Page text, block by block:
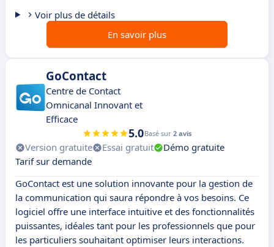
Voir plus de détails
En savoir plus
GoContact
Centre de Contact
Omnicanal Innovant et
Efficace
5.0Basé sur 2 avis
Version gratuite Essai gratuit
Démo gratuite
Tarif sur demande
GoContact est une solution innovante pour la gestion de
la communication qui saura répondre à vos besoins. Ce
logiciel offre une interface intuitive et des fonctionnalités
puissantes, idéales tant pour les professionnels que pour
les particuliers souhaitant optimiser leurs interactions.